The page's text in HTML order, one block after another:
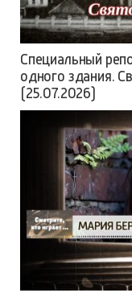
Специальный
одного здания.
(25.07.2026)